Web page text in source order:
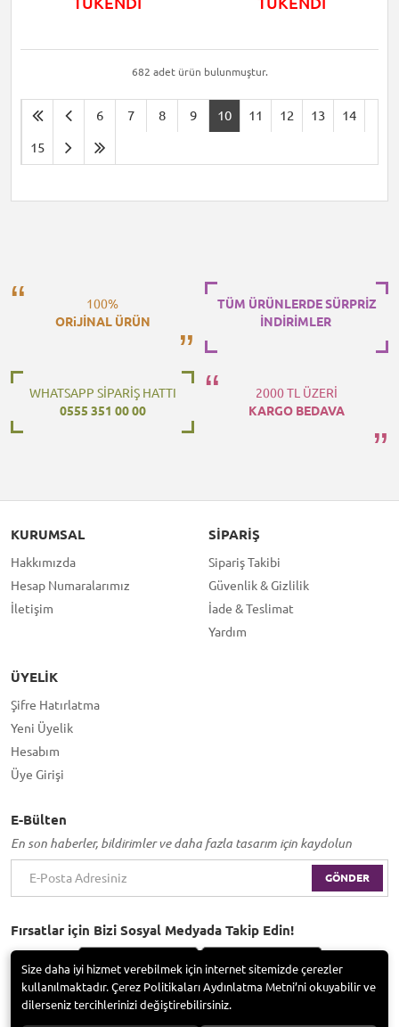
682 adet ürün bulunmuştur.
6 7 8 9 10 11 12 13 14
15
100%
ORiJİNAL ÜRÜN
TÜM ÜRÜNLERDE SÜRPRİZ
İNDİRİMLER
WHATSAPP SİPARİŞ HATTI
0555 351 00 00
2000 TL ÜZERİ
KARGO BEDAVA
KURUMSAL
Hakkımızda
Hesap Numaralarımız
İletişim
SIPARIŞ
Sipariş Takibi
Güvenlik & Gizlilik
İade & Teslimat
Yardım
ÜYELIK
Şifre Hatırlatma
Yeni Üyelik
Hesabım
Üye Girişi
E-Bülten
En son haberler, bildirimler ve daha fazla tasarım için kaydolun
GÖNDER
Fırsatlar için Bizi Sosyal Medyada Takip Edin!
Size daha iyi hizmet verebilmek için internet sitemizde çerezler
kullanılmaktadır. Çerez Politikaları Aydınlatma Metni’ni okuyabilir ve
dilerseniz tercihlerinizi değiştirebilirsiniz.